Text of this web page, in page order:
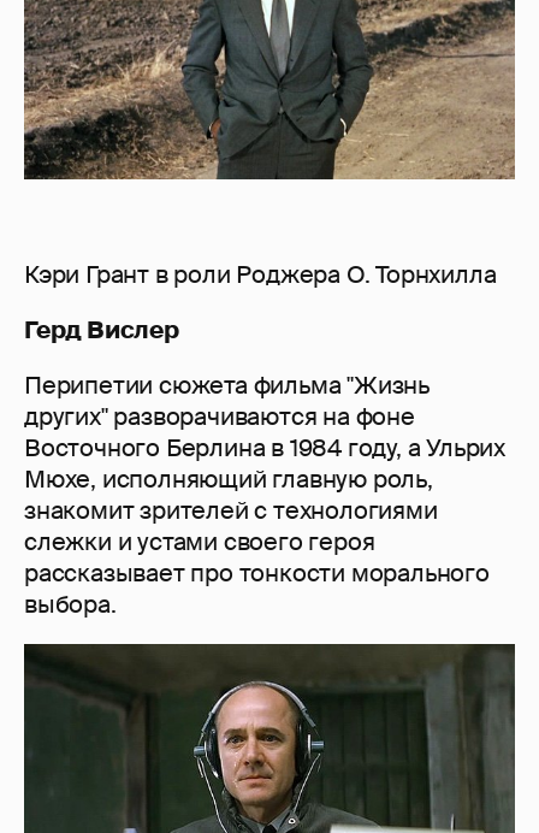
Кэри Грант в роли Роджера O. Торнхилла
Герд Вислер
Перипетии сюжета фильма "Жизнь
других" разворачиваются на фоне
Восточного Берлина в 1984 году, а Ульрих
Мюхе, исполняющий главную роль,
знакомит зрителей с технологиями
слежки и устами своего героя
рассказывает про тонкости морального
выбора.